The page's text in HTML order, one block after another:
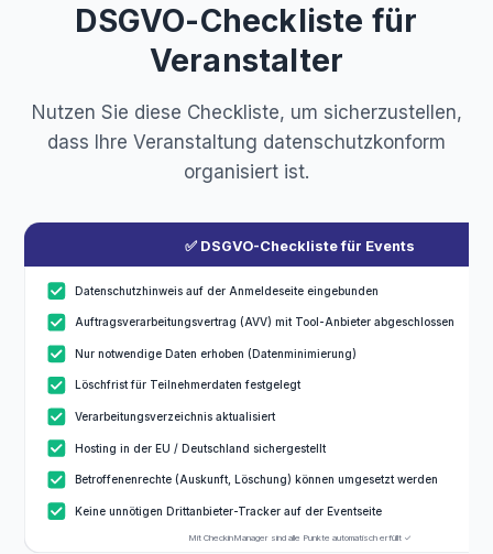
DSGVO-Checkliste für
Veranstalter
Nutzen Sie diese Checkliste, um sicherzustellen,
dass Ihre Veranstaltung datenschutzkonform
organisiert ist.
✅ DSGVO-Checkliste für Events
Datenschutzhinweis auf der Anmeldeseite eingebunden
Auftragsverarbeitungsvertrag (AVV) mit Tool-Anbieter abgeschlossen
Nur notwendige Daten erhoben (Datenminimierung)
Löschfrist für Teilnehmerdaten festgelegt
Verarbeitungsverzeichnis aktualisiert
Hosting in der EU / Deutschland sichergestellt
Betroffenenrechte (Auskunft, Löschung) können umgesetzt werden
Keine unnötigen Drittanbieter-Tracker auf der Eventseite
Mit CheckinManager sind alle Punkte automatisch erfüllt ✓